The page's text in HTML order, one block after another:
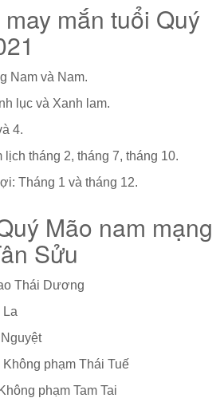
mắn tuổi Quý
Nam và Nam.
lục và Xanh lam.
4.
tháng 2, tháng 7, tháng 10.
Tháng 1 và tháng 12.
Mão nam mạng
Sửu
Thái Dương
La
Không phạm Thái Tuế
phạm Tam Tai